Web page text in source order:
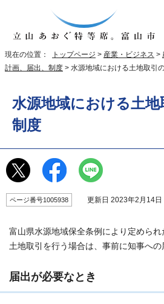
現在の位置： トップページ > 産業・ビジネス >
計画、届出、制度 > 水源地域における土地取引
水源地域における土地
制度
ページ番号1005938 更新日 2023年2月14日
富山県水源地域保全条例により定めら
土地取引を行う場合は、事前に知事への
届出が必要なとき